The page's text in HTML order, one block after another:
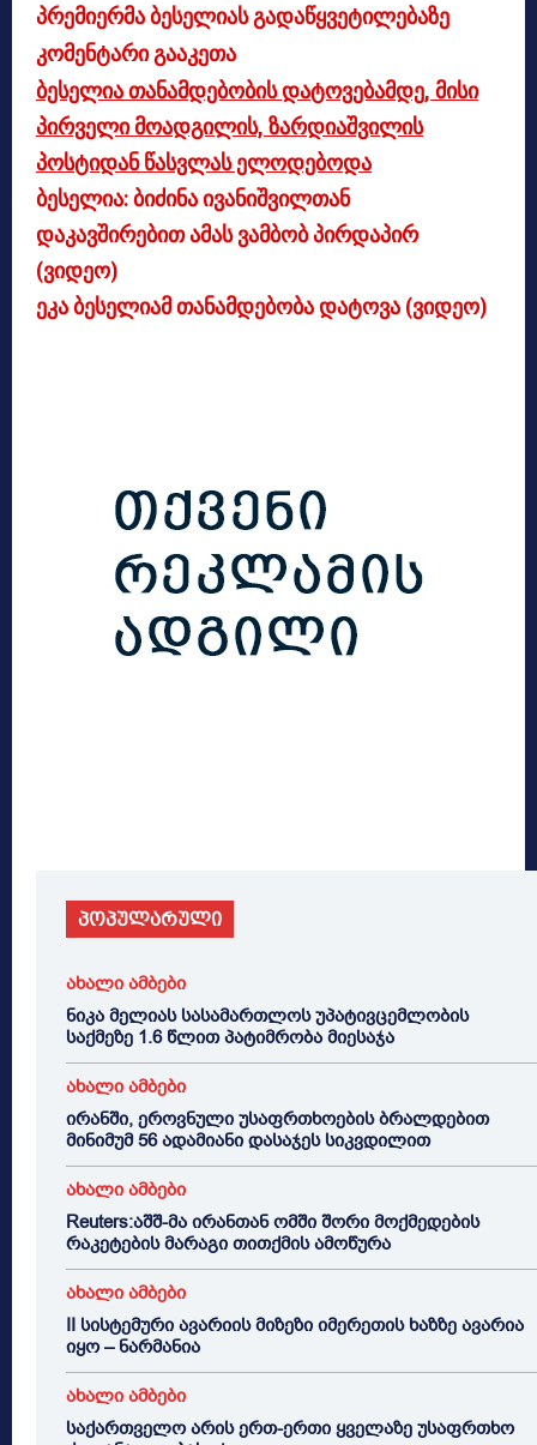
პრემიერმა ბესელიას გადაწყვეტილებაზე
კომენტარი გააკეთა
ბესელია თანამდებობის დატოვებამდე, მისი
პირველი მოადგილის, ზარდიაშვილის
პოსტიდან წასვლას ელოდებოდა
ბესელია: ბიძინა ივანიშვილთან
დაკავშირებით ამას ვამბობ პირდაპირ
(ვიდეო)
ეკა ბესელიამ თანამდებობა დატოვა (ვიდეო)
პოპულარული
ახალი ამბები
ნიკა მელიას სასამართლოს უპატივცემლობის
საქმეზე 1.6 წლით პატიმრობა მიესაჯა
ახალი ამბები
ირანში, ეროვნული უსაფრთხოების ბრალდებით
მინიმუმ 56 ადამიანი დასაჯეს სიკვდილით
ახალი ამბები
Reuters:აშშ-მა ირანთან ომში შორი მოქმედების
რაკეტების მარაგი თითქმის ამოწურა
ახალი ამბები
II სისტემური ავარიის მიზეზი იმერეთის ხაზზე ავარია
იყო – ნარმანია
ახალი ამბები
საქართველო არის ერთ-ერთი ყველაზე უსაფრთხო